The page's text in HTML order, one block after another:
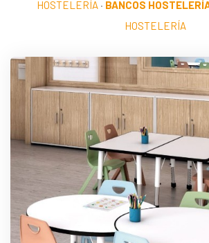
HOSTELERÍA · BANCOS
HOSTELERÍA